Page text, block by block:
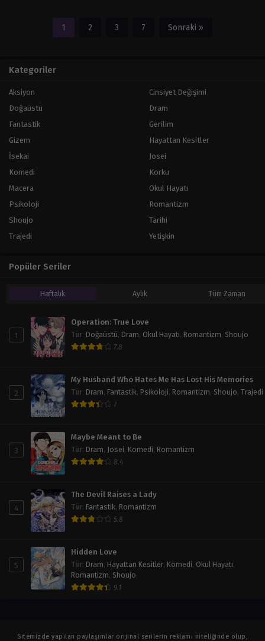
1 2 3 7 Sonraki »
Kategoriler
Aksiyon
Cinsiyet Değişimi
Doğaüstü
Dram
Fantastik
Gerilim
Gizem
Hayattan Kesitler
İsekai
Josei
Komedi
Korku
Macera
Okul Hayatı
Psikoloji
Romantizm
Shoujo
Tarihi
Trajedi
Yetişkin
Popüler Seriler
Haftalık Aylık Tüm Zaman
1
Operation: True Love
Tür: Doğaüstü, Dram, Okul Hayatı, Romantizm, Shoujo
7.8
2
My Husband Who Hates Me Has Lost His Memories
Tür: Dram, Fantastik, Psikoloji, Romantizm, Shoujo, Trajedi
7
3
Maybe Meant to Be
Tür: Dram, Josei, Komedi, Romantizm
8.4
4
The Devil Raises a Lady
Tür: Fantastik, Romantizm
5.8
5
Hidden Love
Tür: Dram, Hayattan Kesitler, Komedi, Okul Hayatı,
Romantizm, Shoujo
9.1
Sitemizde yapılan paylaşımlar orijinal serilerin reklamı niteliğinde olup,